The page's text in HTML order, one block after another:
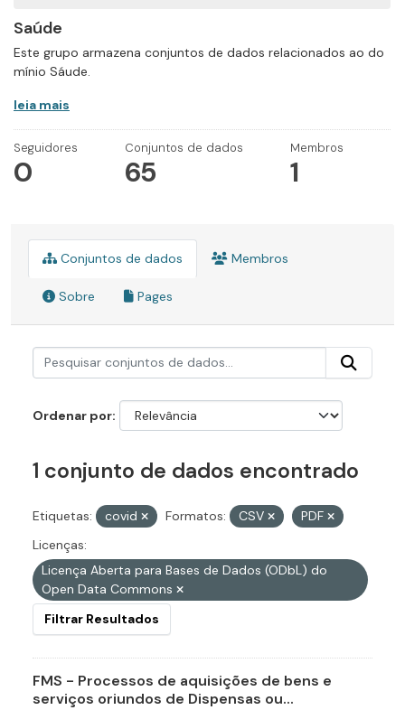
Saúde
Este grupo armazena conjuntos de dados relacionados ao do
mínio Sáude.
leia mais
Seguidores
0
Conjuntos de dados
65
Membros
1
Conjuntos de dados Membros
Sobre Pages
Ordenar por
1 conjunto de dados encontrado
Etiquetas: covid Formatos: CSV
PDF
Licenças:
Licença Aberta para Bases de Dados (ODbL) do
Open Data Commons
Filtrar Resultados
FMS - Processos de aquisições de bens e
serviços oriundos de Dispensas ou...